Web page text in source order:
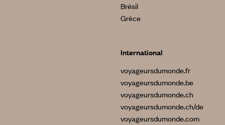
Brésil
Grèce
International
voyageursdumonde.fr
voyageursdumonde.be
voyageursdumonde.ch
voyageursdumonde.ch/de
voyageursdumonde.com